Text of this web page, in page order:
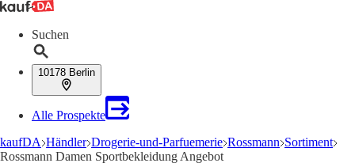
Suchen
10178 Berlin
Alle Prospekte
kaufDA Händler Drogerie-und-Parfuemerie Rossmann Sortiment
Rossmann Damen Sportbekleidung Angebot